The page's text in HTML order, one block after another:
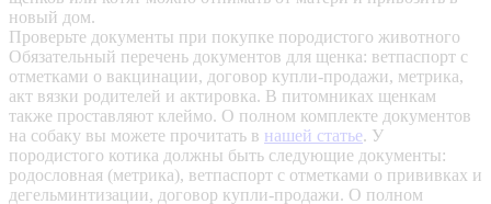
новый дом.
Проверьте документы при покупке породистого животного
Обязательный перечень документов для щенка: ветпаспорт с
отметками о вакцинации, договор купли-продажи, метрика,
акт вязки родителей и актировка. В питомниках щенкам
также проставляют клеймо. О полном комплекте документов
на собаку вы можете прочитать в нашей статье. У
породистого котика должны быть следующие документы:
родословная (метрика), ветпаспорт с отметками о прививках и
дегельминтизации, договор купли-продажи. О полном